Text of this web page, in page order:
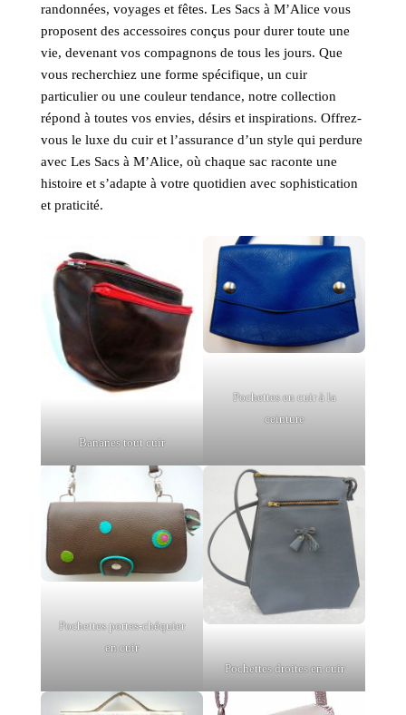
randonnées, voyages et fêtes. Les Sacs à M’Alice vous
proposent des accessoires conçus pour durer toute une
vie, devenant vos compagnons de tous les jours. Que
vous recherchiez une forme spécifique, un cuir
particulier ou une couleur tendance, notre collection
répond à toutes vos envies, désirs et inspirations. Offrez-
vous le luxe du cuir et l’assurance d’un style qui perdure
avec Les Sacs à M’Alice, où chaque sac raconte une
histoire et s’adapte à votre quotidien avec sophistication
et praticité.
Bananes tout cuir
Pochettes en cuir à la
ceinture
Pochettes portes-chéquier
en cuir
Pochettes droites en cuir